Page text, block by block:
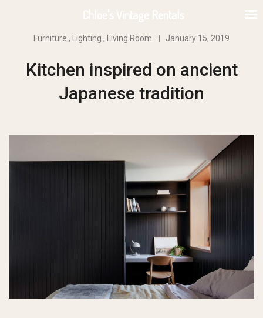
Furniture , Lighting , Living Room January 15, 2019
Kitchen inspired on ancient
Japanese tradition